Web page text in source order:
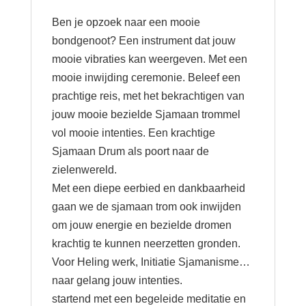
Ben je opzoek naar een mooie
bondgenoot? Een instrument dat jouw
mooie vibraties kan weergeven. Met een
mooie inwijding ceremonie. Beleef een
prachtige reis, met het bekrachtigen van
jouw mooie bezielde Sjamaan trommel
vol mooie intenties. Een krachtige
Sjamaan Drum als poort naar de
zielenwereld.
Met een diepe eerbied en dankbaarheid
gaan we de sjamaan trom ook inwijden
om jouw energie en bezielde dromen
krachtig te kunnen neerzetten gronden.
Voor Heling werk, Initiatie Sjamanisme…
naar gelang jouw intenties.
startend met een begeleide meditatie en